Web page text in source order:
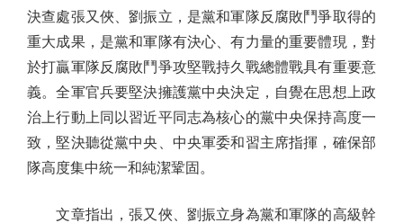
決查處張又俠、劉振立，是黨和軍隊反腐敗鬥爭取得的
重大成果，是黨和軍隊有決心、有力量的重要體現，對
於打贏軍隊反腐敗鬥爭攻堅戰持久戰總體戰具有重要意
義。全軍官兵要堅決擁護黨中央決定，自覺在思想上政
治上行動上同以習近平同志為核心的黨中央保持高度一
致，堅決聽從黨中央、中央軍委和習主席指揮，確保部
隊高度集中統一和純潔鞏固。
文章指出，張又俠、劉振立身為黨和軍隊的高級幹